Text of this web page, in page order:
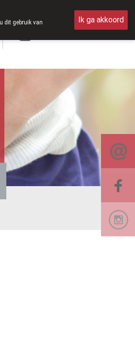
dit gebruik van
Ik ga akkoord